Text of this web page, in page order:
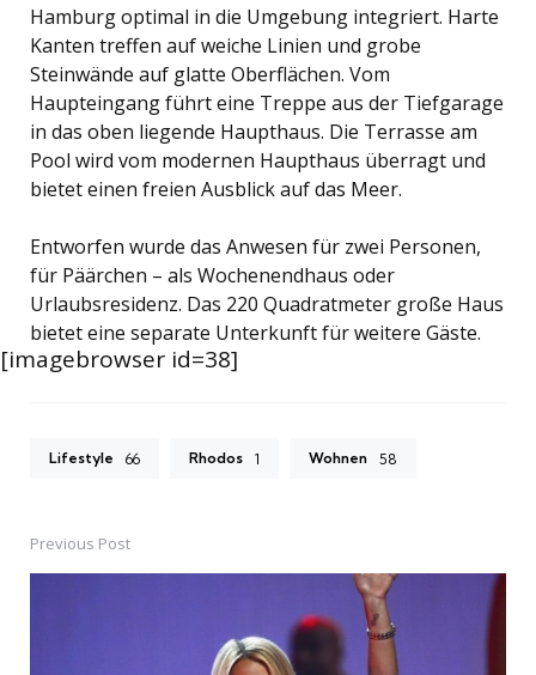
Hamburg optimal in die Umgebung integriert. Harte
Kanten treffen auf weiche Linien und grobe
Steinwände auf glatte Oberflächen. Vom
Haupteingang führt eine Treppe aus der Tiefgarage
in das oben liegende Haupthaus. Die Terrasse am
Pool wird vom modernen Haupthaus überragt und
bietet einen freien Ausblick auf das Meer.
Entworfen wurde das Anwesen für zwei Personen,
für Päärchen – als Wochenendhaus oder
Urlaubsresidenz. Das 220 Quadratmeter große Haus
bietet eine separate Unterkunft für weitere Gäste.
[imagebrowser id=38]
Lifestyle 66 Rhodos 1 Wohnen 58
PostPrevious Post